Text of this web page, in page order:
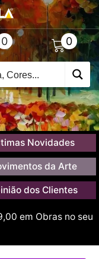
0 0
Novidades
da Arte
dos Clientes
em Obras no seu